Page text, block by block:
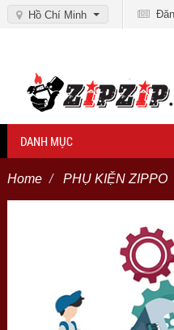
Hồ Chí Minh
DANH MỤC
Home PHỤ KIỆN ZIPPO